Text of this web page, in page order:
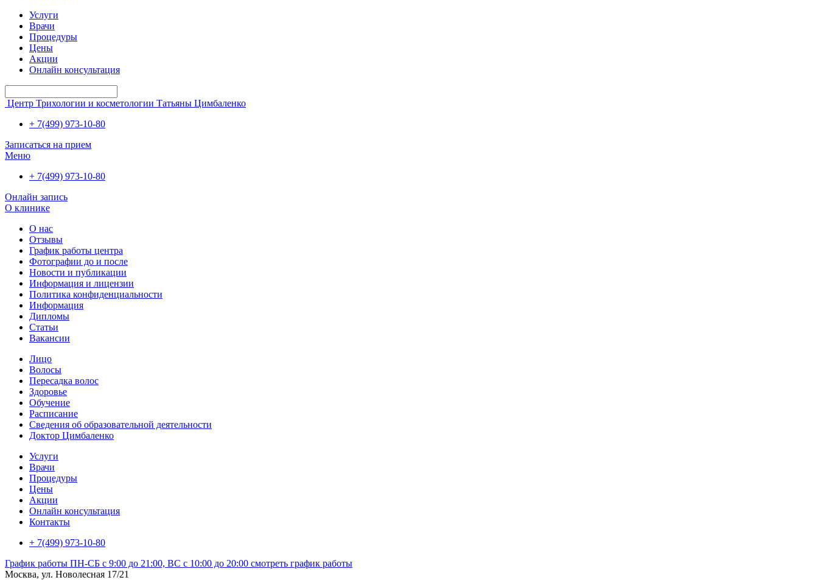
Услуги
Врачи
Процедуры
Цены
Акции
Онлайн консультация
Центр Трихологии и косметологии Татьяны Цимбаленко
+ 7(499) 973-10-80
Записаться на прием
Меню
+ 7(499) 973-10-80
Онлайн запись
О клинике
О нас
Отзывы
График работы центра
Фотографии до и после
Новости и публикации
Информация и лицензии
Политика конфиденциальности
Информация
Дипломы
Статьи
Вакансии
Лицо
Волосы
Пересадка волос
Здоровье
Обучение
Расписание
Сведения об образовательной деятельности
Доктор Цимбаленко
Услуги
Врачи
Процедуры
Цены
Акции
Онлайн консультация
Контакты
+ 7(499) 973-10-80
График работы ПН-СБ с 9:00 до 21:00, ВС с 10:00 до 20:00 смотреть график работы
Москва, ул. Новолесная 17/21